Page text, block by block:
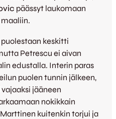
päässyt laukomaan
puolestaan keskitti
Petrescu ei aivan
edustalla. Interin paras
puolen tunnin jälkeen,
jääneen
nokikkain
Marttinen kuitenkin torjui ja